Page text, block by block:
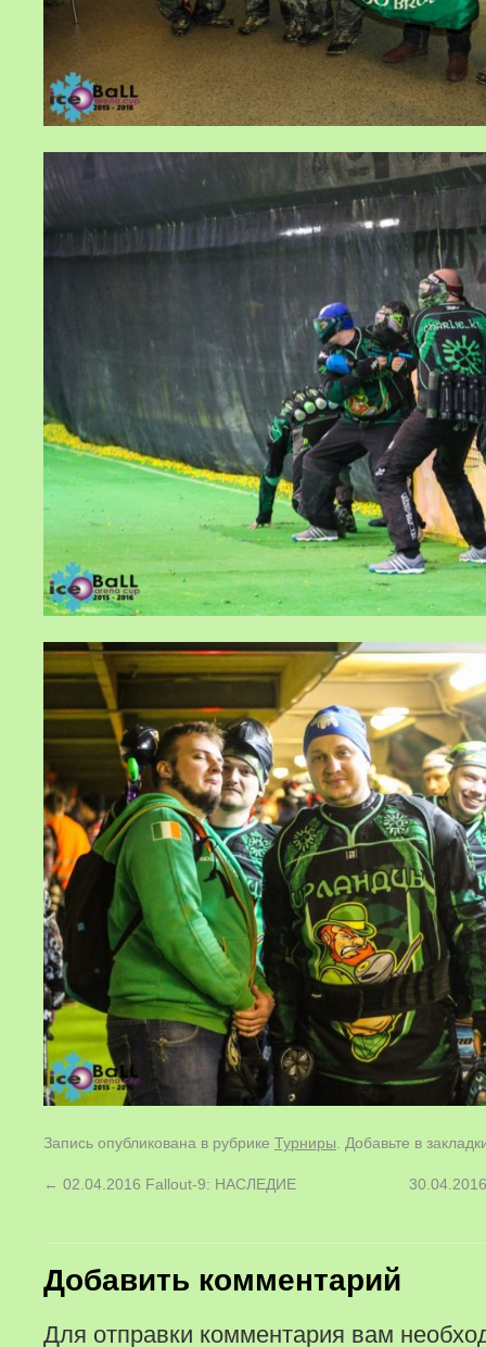
Запись опубликована в рубрике Турниры . Добавьте в
← 02.04.2016 Fallout-9: НАСЛЕДИЕ
Добавить комментарий
Для отправки комментария вам